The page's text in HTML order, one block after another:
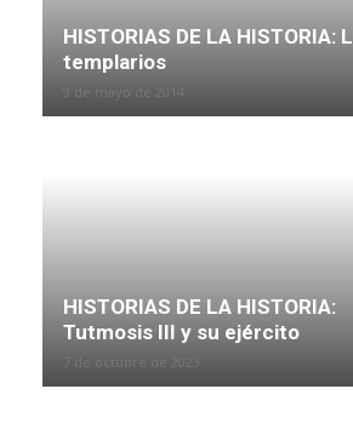
HISTORIAS DE LA HISTORIA:
templarios
HISTORIAS DE LA HISTORIA:
Tutmosis III y su ejército
7 de octubre de 2023